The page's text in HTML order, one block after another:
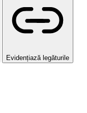
Evidențiază legăturile